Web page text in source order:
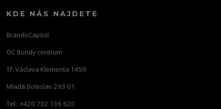
KDE NÁS NAJDETE
BrandsCapital
OC Bondy centrum
Tř. Václava Klementa 1459
Mladá Boleslav 293 01
Tel.: +420 702 136 620